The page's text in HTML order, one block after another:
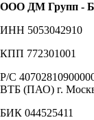
ООО ДМ Групп -
ИНН 5053042910
КПП 772301001
Р/С
ВТБ (ПАО) г.
БИК 044525411